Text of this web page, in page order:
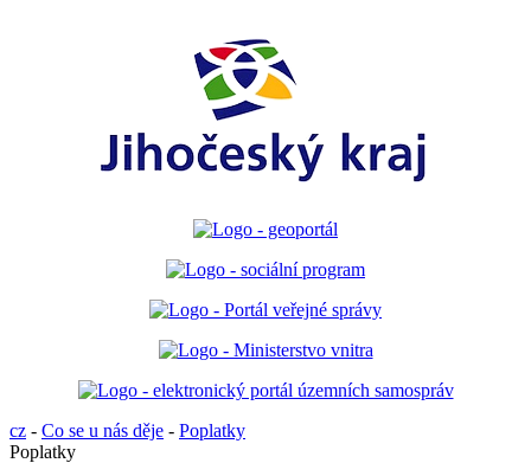
cz - Co se u nás děje - Poplatky
Poplatky